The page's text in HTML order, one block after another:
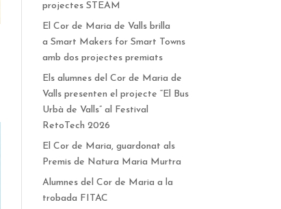
projectes STEAM
El Cor de Maria de Valls brilla
a Smart Makers for Smart Towns
amb dos projectes premiats
Els alumnes del Cor de Maria de
Valls presenten el projecte “El Bus
Urbà de Valls” al Festival
RetoTech 2026
El Cor de Maria, guardonat als
Premis de Natura Maria Murtra
Alumnes del Cor de Maria a la
trobada FITAC